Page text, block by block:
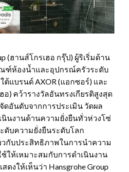
(ฮานส์โกรเฮอ กรุ๊ป) ผู้ริเริ่มด้าน
ห้องน้ำและอุปกรณ์ครัวระดับ
แบรนด์ AXOR (แอกซอร์) และ
อ) คว้ารางวัลอันทรงเกียรติสูงสุด
ดอันดับจากการประเมิน วัดผล
นินงานด้านความยั่งยืนทั่วห่วงโซ่
ดับความยั่งยืนระดับโลก
วกับประสิทธิภาพในการนำความ
ช้ให้เหมาะสมกับการดำเนินงาน
งให้เห็นว่า Hansgrohe Group